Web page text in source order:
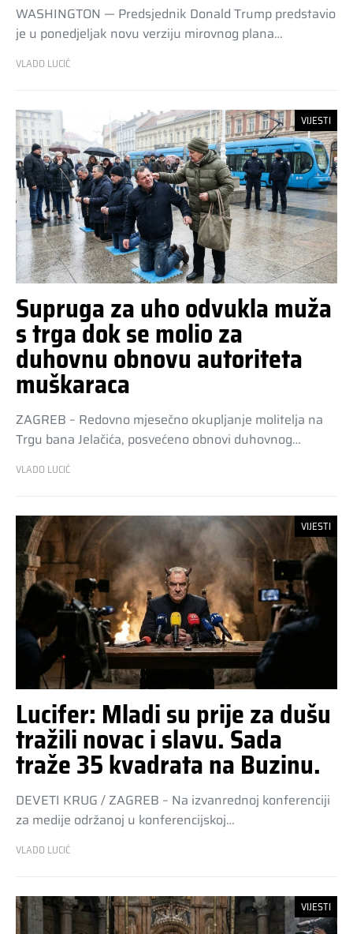
WASHINGTON — Predsjednik Donald Trump predstavio
je u ponedjeljak novu verziju mirovnog plana…
VLADO LUCIĆ
VIJESTI
Supruga za uho odvukla muža
s trga dok se molio za
duhovnu obnovu autoriteta
muškaraca
ZAGREB – Redovno mjesečno okupljanje molitelja na
Trgu bana Jelačića, posvećeno obnovi duhovnog…
VLADO LUCIĆ
VIJESTI
Lucifer: Mladi su prije za dušu
tražili novac i slavu. Sada
traže 35 kvadrata na Buzinu.
DEVETI KRUG / ZAGREB – Na izvanrednoj konferenciji
za medije održanoj u konferencijskoj…
VLADO LUCIĆ
VIJESTI